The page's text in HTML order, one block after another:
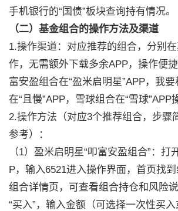
手机银行的“国债”板块查询持有情况。
（二）基金组合的操作方法及渠道
1.操作渠道：对应推荐的组合，分别
作，无需额外下载多余APP，操作便
富安盈组合在“盈米启明星”APP，我
在“且慢”APP，雪球组合在“雪球”APP
2.操作方法（对应3个推荐组合，步骤
参考）：
（1）盈米启明星“叩富安盈组合”：打
P，输入6521进入操作界面，首页找
组合详情页，可查看组合持仓和风险
“买入”，输入金额（可选择一次性买